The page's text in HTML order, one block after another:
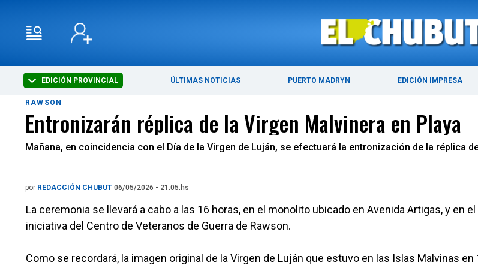
EDICIÓN PROVINCIAL ÚLTIMAS NOTICIAS PUERTO MADRYN EDICIÓN IMPRESA
ÚLTIMAS NOTICIAS
RAWSON
Entronizarán réplica de la Virgen Malvinera en Playa
Mañana, en coincidencia con el Día de la Virgen de Luján, se efectuará la entronización de la réplica
por REDACCIÓN CHUBUT 06/05/2026 - 21.05.hs
La ceremonia se llevará a cabo a las 16 horas, en el monolito ubicado en Avenida Artigas, y en
iniciativa del Centro de Veteranos de Guerra de Rawson.
Como se recordará, la imagen original de la Virgen de Luján que estuvo en las Islas Malvinas